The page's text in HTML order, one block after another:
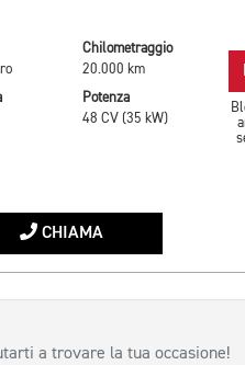
Chilometraggio
20.000 km
Potenza
48 CV (35 kW)
CHIAMA
a trovare la tua occasione!